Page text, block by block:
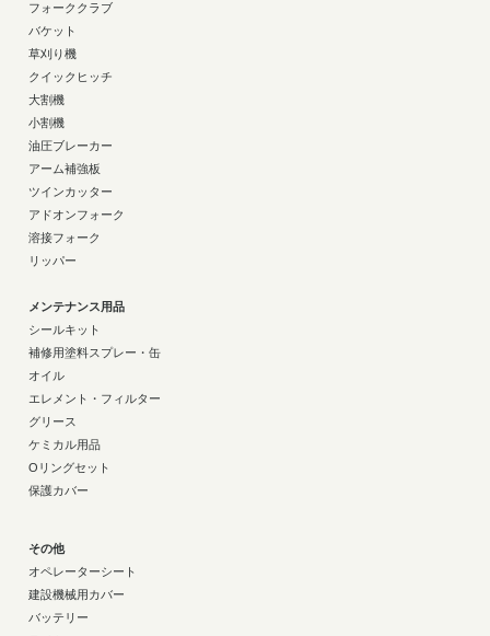
フォーククラブ
バケット
草刈り機
クイックヒッチ
大割機
小割機
油圧ブレーカー
アーム補強板
ツインカッター
アドオンフォーク
溶接フォーク
リッパー
メンテナンス用品
シールキット
補修用塗料スプレー・缶
オイル
エレメント・フィルター
グリース
ケミカル用品
Oリングセット
保護カバー
その他
オペレーターシート
建設機械用カバー
バッテリー